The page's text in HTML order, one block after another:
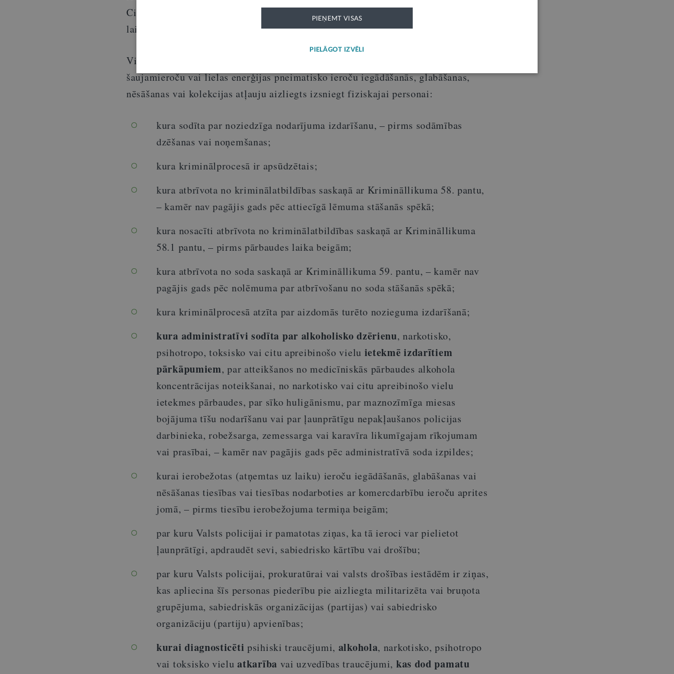
Civilprocesa likuma noteikumiem par izpildu lietvedības apturēšanu, noilguma
laiks tiek apturēts līdz izpildu lietvedības atjaunošanai.
Vienlaikus
šaujamieroču vai lielas enerģijas pneimatisko ieroču iegādāšanās, glabāšanas,
nēsāšanas vai kolekcijas atļauju aizliegts izsniegt fiziskajai personai:
kura sodīta par noziedzīga nodarījuma izdarīšanu, – pirms sodāmības
dzēšanas vai noņemšanas;
kura kriminālprocesā ir apsūdzētais;
kura atbrīvota no kriminālatbildības saskaņā ar Krimināllikuma 58. pantu,
– kamēr nav pagājis gads pēc attiecīgā lēmuma stāšanās spēkā;
kura nosacīti atbrīvota no kriminālatbildības saskaņā ar Krimināllikuma
58.1 pantu, – pirms pārbaudes laika beigām;
kura atbrīvota no soda saskaņā ar Krimināllikuma 59. pantu, – kamēr nav
pagājis gads pēc nolēmuma par atbrīvošanu no soda stāšanās spēkā;
kura kriminālprocesā atzīta par aizdomās turēto nozieguma izdarīšanā;
kura administratīvi sodīta par alkoholisko dzērienu, narkotisko,
psihotropo, toksisko vai citu apreibinošo vielu ietekmē izdarītiem
pārkāpumiem, par atteikšanos no medicīniskās pārbaudes alkohola
koncentrācijas noteikšanai, no narkotisko vai citu apreibinošo vielu
ietekmes pārbaudes, par sīko huligānismu, par maznozīmīga miesas
bojājuma tīšu nodarīšanu vai par ļaunprātīgu nepakļaušanos policijas
darbinieka, robežsarga, zemessarga vai karavīra likumīgajam rīkojumam
vai prasībai, – kamēr nav pagājis gads pēc administratīvā soda izpildes;
kurai ierobežotas (atņemtas uz laiku) ieroču iegādāšanās, glabāšanas vai
nēsāšanas tiesības vai tiesības nodarboties ar komercdarbību ieroču aprites
jomā, – pirms tiesību ierobežojuma termiņa beigām;
par kuru Valsts policijai ir pamatotas ziņas, ka tā ieroci var pielietot
ļaunprātīgi, apdraudēt sevi, sabiedrisko kārtību vai drošību;
par kuru Valsts policijai, prokuratūrai vai valsts drošības iestādēm ir ziņas,
kas apliecina šīs personas piederību pie aizliegta militarizēta vai bruņota
grupējuma, sabiedriskās organizācijas (partijas) vai sabiedrisko
organizāciju (partiju) apvienības;
kurai diagnosticēti psihiski traucējumi, alkohola, narkotisko, psihotropo
vai toksisko vieluatkarība vai uzvedības traucējumi, kas dod pamatu
PIEŅEMT VISAS
PIELĀGOT IZVĒLI